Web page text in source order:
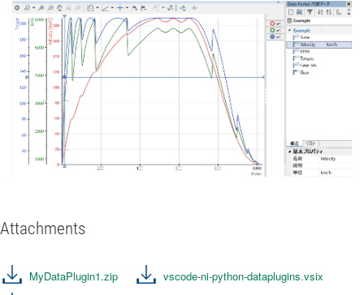
Attachments
MyDataPlugin1.zip
vscode-ni-python-dataplugins.vsix